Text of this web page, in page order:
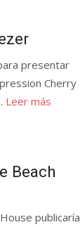
presentar
Cherry
Leer más
Beach
publicaría